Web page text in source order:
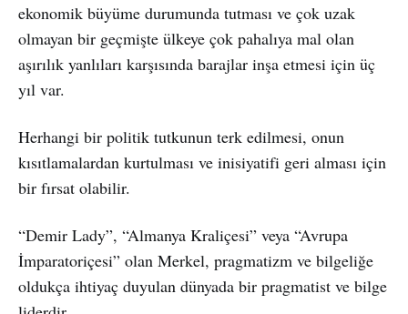
ekonomik büyüme durumunda tutması ve çok uzak
olmayan bir geçmişte ülkeye çok pahalıya mal olan
aşırılık yanlıları karşısında barajlar inşa etmesi için üç
yıl var.
Herhangi bir politik tutkunun terk edilmesi, onun
kısıtlamalardan kurtulması ve inisiyatifi geri alması için
bir fırsat olabilir.
“Demir Lady”, “Almanya Kraliçesi” veya “Avrupa
İmparatoriçesi” olan Merkel, pragmatizm ve bilgeliğe
oldukça ihtiyaç duyulan dünyada bir pragmatist ve bilge